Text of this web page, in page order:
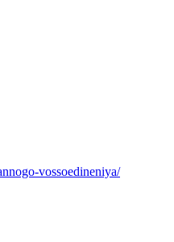
vossoedineniya/